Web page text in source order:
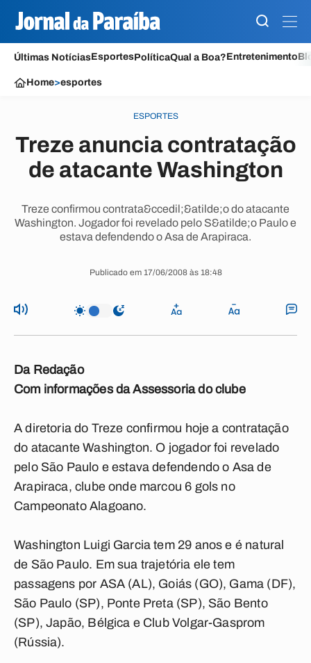
Últimas NotíciasEsportesPolíticaQual a Boa?Entretenimento
Home>esportes
ESPORTES
Treze anuncia contratação
de atacante Washington
Treze confirmou contrata&ccedil;&atilde;o do atacante
Washington. Jogador foi revelado pelo S&atilde;o Paulo e
estava defendendo o Asa de Arapiraca.
Publicado em 17/06/2008 às 18:48
Da Redação
Com informações da Assessoria do clube
A diretoria do Treze confirmou hoje a contratação
do atacante Washington. O jogador foi revelado
pelo São Paulo e estava defendendo o Asa de
Arapiraca, clube onde marcou 6 gols no
Campeonato Alagoano.
Washington Luigi Garcia tem 29 anos e é natural
de São Paulo. Em sua trajetória ele tem
passagens por ASA (AL), Goiás (GO), Gama (DF),
São Paulo (SP), Ponte Preta (SP), São Bento
(SP), Japão, Bélgica e Club Volgar-Gasprom
(Rússia).